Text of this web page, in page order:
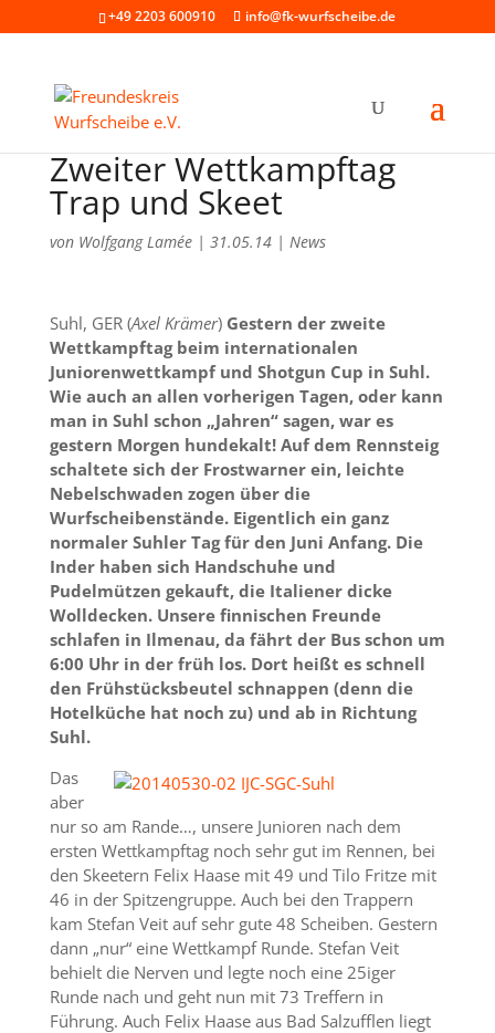
+49 2203 600910 info@fk-wurfscheibe.de
Zweiter Wettkampftag
Trap und Skeet
von Wolfgang Lamée| 31.05.14| News
Suhl, GER (Axel Krämer) Gestern der zweite
Wettkampftag beim internationalen
Juniorenwettkampf und Shotgun Cup in Suhl.
Wie auch an allen vorherigen Tagen, oder kann
man in Suhl schon „Jahren“ sagen, war es
gestern Morgen hundekalt! Auf dem Rennsteig
schaltete sich der Frostwarner ein, leichte
Nebelschwaden zogen über die
Wurfscheibenstände. Eigentlich ein ganz
normaler Suhler Tag für den Juni Anfang. Die
Inder haben sich Handschuhe und
Pudelmützen gekauft, die Italiener dicke
Wolldecken. Unsere finnischen Freunde
schlafen in Ilmenau, da fährt der Bus schon um
6:00 Uhr in der früh los. Dort heißt es schnell
den Frühstücksbeutel schnappen (denn die
Hotelküche hat noch zu) und ab in Richtung
Suhl.
Das
aber
nur so am Rande…, unsere Junioren nach dem
ersten Wettkampftag noch sehr gut im Rennen, bei
den Skeetern Felix Haase mit 49 und Tilo Fritze mit
46 in der Spitzengruppe. Auch bei den Trappern
kam Stefan Veit auf sehr gute 48 Scheiben. Gestern
dann „nur“ eine Wettkampf Runde. Stefan Veit
behielt die Nerven und legte noch eine 25iger
Runde nach und geht nun mit 73 Treffern in
Führung. Auch Felix Haase aus Bad Salzufflen liegt